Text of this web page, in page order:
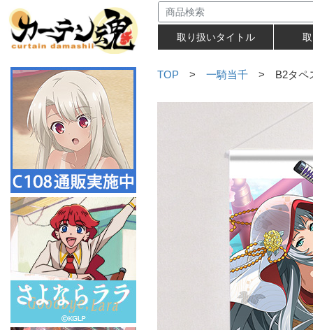
取り扱いタイトル
TOP > 一騎当千 > B2タペス